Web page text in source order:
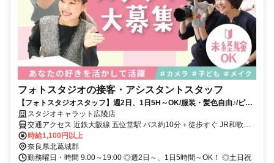
フォトスタジオの接客・アシスタントスタッフ
【フォトスタジオスタッフ】週2日、1日5H～OK/服装・髪色自由♪/ピア
スOK！
スタジオキャラット広陵店
交通アクセス 近鉄大阪線 五位堂駅 バス約10分＋徒歩すぐ JR和歌山
線 香芝駅 バス約15分＋徒歩すぐ 近鉄大阪線 築山駅 徒歩約25分
時給1,100円以上
奈良県北葛城郡
勤務曜日・時間 9:00～19:00 ◎週2日～、1日5時間～OK！ ◎土日祝